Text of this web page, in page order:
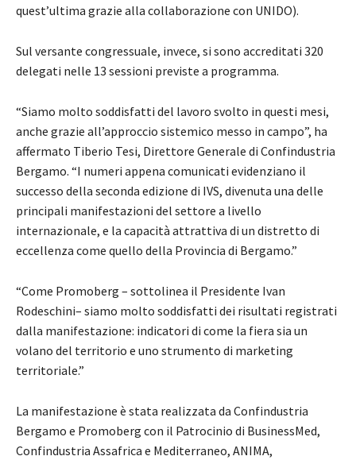
quest’ultima grazie alla collaborazione con UNIDO).
Sul versante congressuale, invece, si sono accreditati 320
delegati nelle 13 sessioni previste a programma.
“Siamo molto soddisfatti del lavoro svolto in questi mesi,
anche grazie all’approccio sistemico messo in campo”, ha
affermato Tiberio Tesi, Direttore Generale di Confindustria
Bergamo. “I numeri appena comunicati evidenziano il
successo della seconda edizione di IVS, divenuta una delle
principali manifestazioni del settore a livello
internazionale, e la capacità attrattiva di un distretto di
eccellenza come quello della Provincia di Bergamo.”
“Come Promoberg – sottolinea il Presidente Ivan
Rodeschini– siamo molto soddisfatti dei risultati registrati
dalla manifestazione: indicatori di come la fiera sia un
volano del territorio e uno strumento di marketing
territoriale.”
La manifestazione è stata realizzata da Confindustria
Bergamo e Promoberg con il Patrocinio di BusinessMed,
Confindustria Assafrica e Mediterraneo, ANIMA,